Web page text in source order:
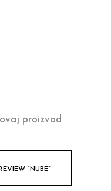
proizvod
“NUBE”